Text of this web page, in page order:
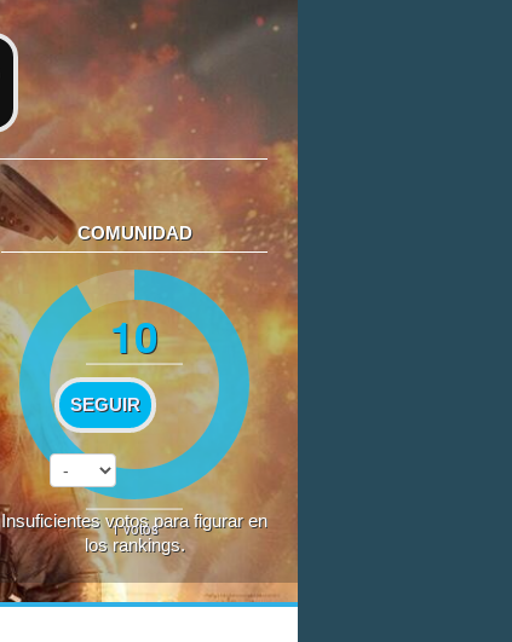
COMUNIDAD
10
SEGUIR
1votos
Insuficientes votos para figurar en
los rankings.